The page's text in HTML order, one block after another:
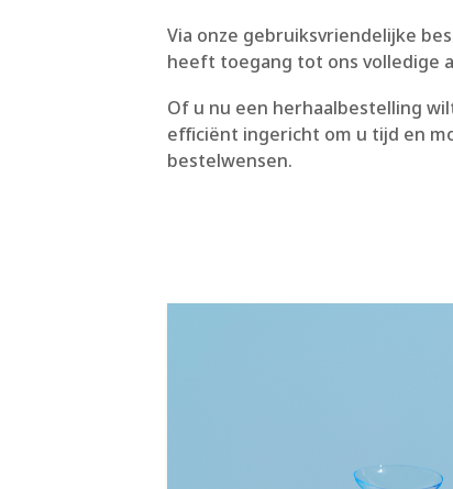
Via onze gebruiksvriendelijke
heeft toegang tot ons volledige
Of u nu een herhaalbestelling
efficiënt ingericht om u tijd en
bestelwensen.